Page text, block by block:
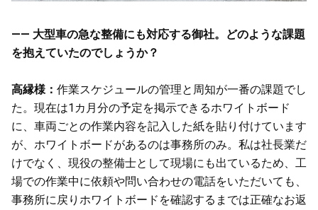
—— 大型車の急な整備にも対応する御社。どのような課題
を抱えていたのでしょうか？
高縁様： 作業スケジュールの管理と周知が一番の課題でし
た。現在は1カ月分の予定を掲示できるホワイトボード
に、車両ごとの作業内容を記入した紙を貼り付けています
が、ホワイトボードがあるのは事務所のみ。私は社長業だ
けでなく、現役の整備士として現場にも出ているため、工
場での作業中に依頼や問い合わせの電話をいただいても、
事務所に戻りホワイトボードを確認するまでは正確なお返